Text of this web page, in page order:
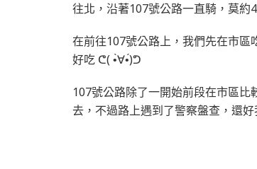
往北，沿著107號公路一直騎，莫約
在前往107號公路上，我們先在市
好吃 ᕦ( •̀∀•́)ᕤ
107號公路除了一開始前段在市區
去，不過路上遇到了警察盤查，還